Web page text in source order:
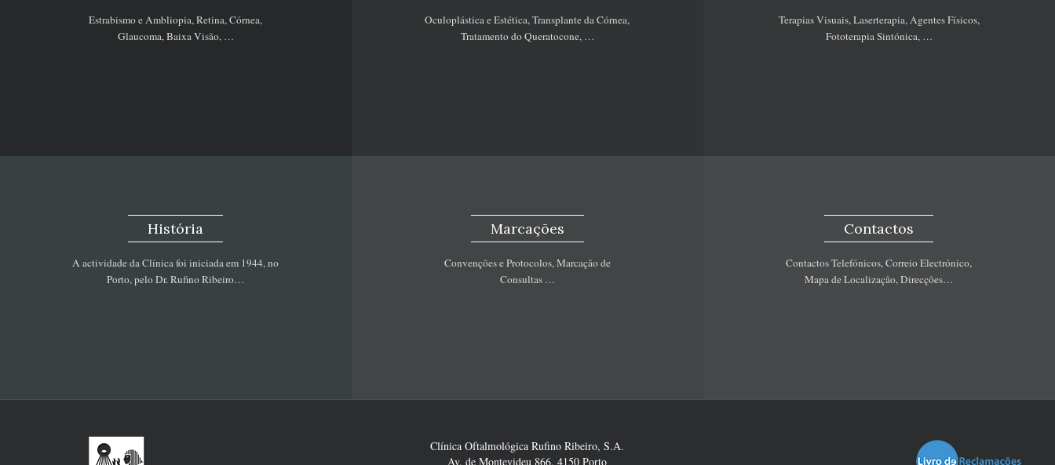
Estrabismo e Ambliopia, Retina, Córnea,
Glaucoma, Baixa Visão, …
Oculoplástica e Estética, Transplante da Córnea,
Tratamento do Queratocone, …
Terapias Visuais, Laserterapia, Agentes Físicos,
Fototerapia Sintónica, …
História
A actividade da Clínica foi iniciada em 1944, no
Porto, pelo Dr. Rufino Ribeiro…
Marcações
Convenções e Protocolos, Marcação de
Consultas …
Contactos
Contactos Telefónicos, Correio Electrónico,
Mapa de Localização, Direcções…
Clínica Oftalmológica Rufino Ribeiro, S.A.
Av. de Montevideu 866, 4150 Porto